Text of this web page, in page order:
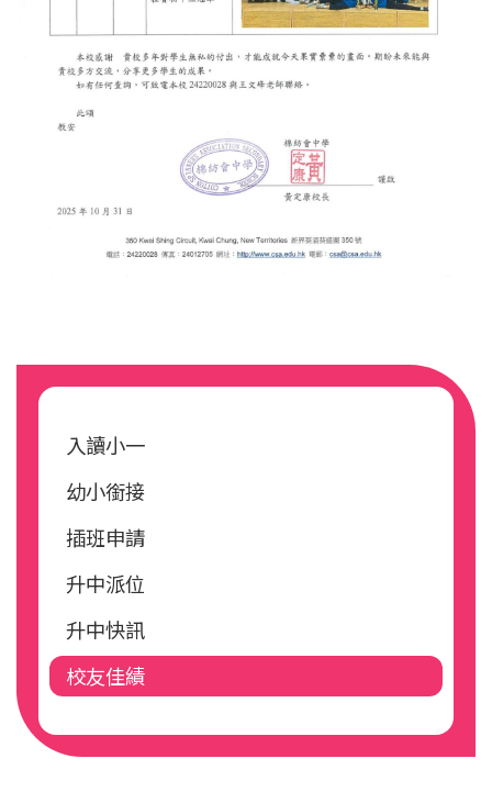
Main
navigation
入讀小一
幼小銜接
插班申請
升中派位
升中快訊
校友佳績